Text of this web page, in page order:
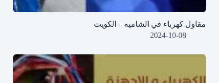
مقاول كهرباء في الشاميه – الكويت
2024-10-08